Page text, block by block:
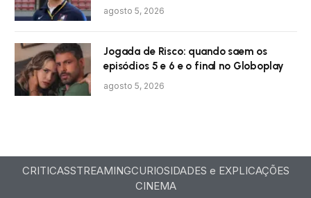
agosto 5, 2026
Jogada de Risco: quando saem os
episódios 5 e 6 e o final no Globoplay
agosto 5, 2026
CRITICASSTREAMINGCURIOSIDADES e EXPLICAÇÕES
CINEMA